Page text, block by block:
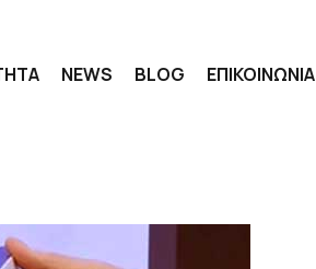
NEWS BLOG ΕΠΙΚΟΙΝΩΝΙΑ